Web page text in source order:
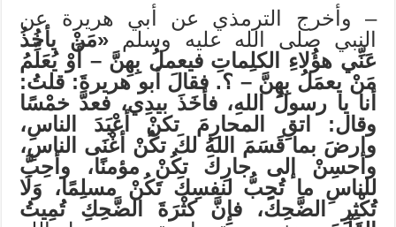
– وأخرج الترمذي عن أبي هريرة عن
النبي صلى الله عليه وسلم «مَنْ يأخُذُ
عَنِّي هؤُلاءِ الكلِماتِ فيعملُ بِهِنَّ – أَوْ يُعَلِّمُ
مَنْ يعمَلُ بِهِنَّ – ؟. فقالَ أبو هريرةَ: قلتُ:
أنا يا رسولُ اللهِ، فأخَذَ بيدِي، فعدَّ خمْسًا
وقال: اتقِ المحارِمَ تكنْ أعْبَدَ الناسِ،
وارضَ بما قَسَمَ اللهُ لكَ تكُنْ أغْنَى الناسِ،
وأحسِنْ إلى جارِكَ تكُنْ مؤمنًا، وأحِبَّ
للناسِ ما تُحِبُّ لنفسِكَ تَكُنْ مسلِمًا، وَلَا
تُكْثِرِ الضَّحِكَ، فإِنَّ كثْرَةَ الضَّحِكِ تُمِيتُ